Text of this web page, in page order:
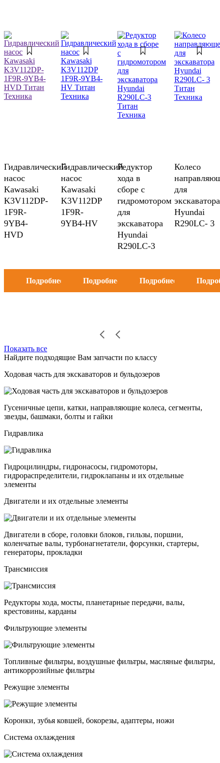
Гидравлический
насос
Kawasaki
K3V112DP-
1F9R-
9YB4-
HVD
Подробнее
Гидравлический
насос
Kawasaki
K3V112DP
1F9R-
9YB4-HV
Подробнее
Редуктор
хода в
сборе с
гидромотором
для
экскаватора
Hyundai
R290LC-3
Подробнее
Колесо
для
экскаватора
Hyundai
R290LC- 3
Показать все
Найдите подходящие Вам запчасти по классу
Ходовая часть для экскаваторов и бульдозеров
Гусеничные цепи, катки, направляющие колеса, сегменты,
звезды, башмаки, болты и гайки
Гидравлика
Гидроцилиндры, гидронасосы, гидромоторы,
гидрораспределители, гидроклапаны и их отдельные
элементы
Двигатели и их отдельные элементы
Двигатели в сборе, головки блоков, гильзы, поршни,
коленчатые валы, турбонагнетатели, форсунки, стартеры,
генераторы, прокладки
Трансмиссия
Редукторы хода, мосты, планетарные передачи, валы,
крестовины, карданы
Фильтрующие элементы
Топливные фильтры, воздушные фильтры, масляные фильтры,
антикоррозийные фильтры
Режущие элементы
Коронки, зубья ковшей, бокорезы, адаптеры, ножи
Система охлаждения